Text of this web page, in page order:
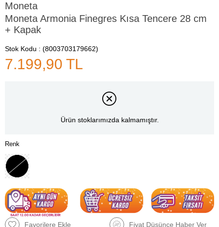
Moneta
Moneta Armonia Finegres Kısa Tencere 28 cm
+ Kapak
Stok Kodu (8003703179662)
7.199,90 TL
Ürün stoklarımızda kalmamıştır.
Renk
Favorilere Ekle Fiyat Düşünce Haber Ver